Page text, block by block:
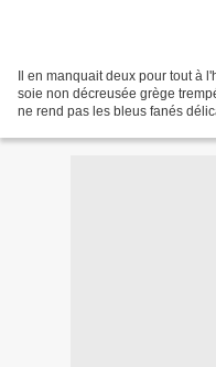
Il en manquait deux pour tout à
soie non décreusée grège
ne rend pas les bleus fanés